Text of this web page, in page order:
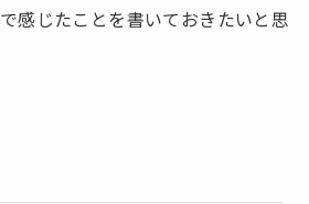
感じたことを書いておきたいと思